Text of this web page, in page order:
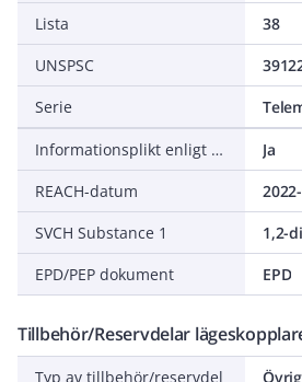
Lista
38
UNSPSC
Serie
Informationsplikt enligt REACH
Ja
REACH-datum
SVCH Substance 1
EPD/PEP dokument
EPD
Tillbehör/Reservdelar
Typ av tillbehör/reservdel